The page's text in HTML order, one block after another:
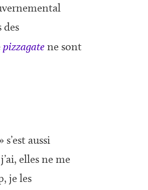
pizzagatene sont
aussi
elles ne me
je les